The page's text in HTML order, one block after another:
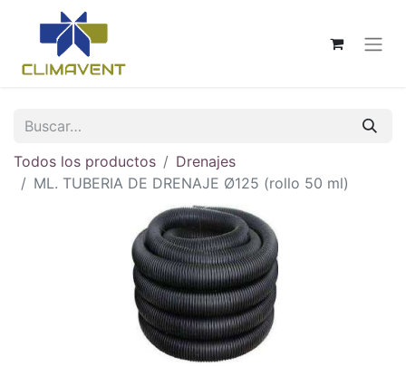
Todos los productos
Drenajes
ML. TUBERIA DE DRENAJE Ø125 (rollo 50 ml)